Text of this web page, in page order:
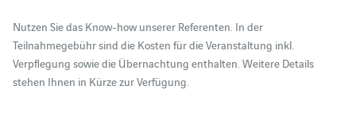
Nutzen Sie das Know-how unserer Referenten. In der
Teilnahmegebühr sind die Kosten für die Veranstaltung inkl.
Verpflegung sowie die Übernachtung enthalten. Weitere Details
stehen Ihnen in Kürze zur Verfügung.